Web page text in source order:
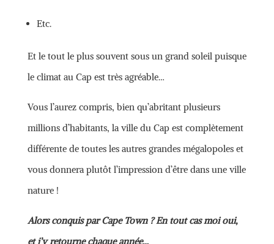
Etc.
Et le tout le plus souvent sous un grand soleil puisque
le climat au Cap est très agréable…
Vous l’aurez compris, bien qu’abritant plusieurs
millions d’habitants, la ville du Cap est complètement
différente de toutes les autres grandes mégalopoles et
vous donnera plutôt l’impression d’être dans une ville
nature !
Alors conquis par Cape Town ? En tout cas moi oui,
et j’y retourne chaque année…